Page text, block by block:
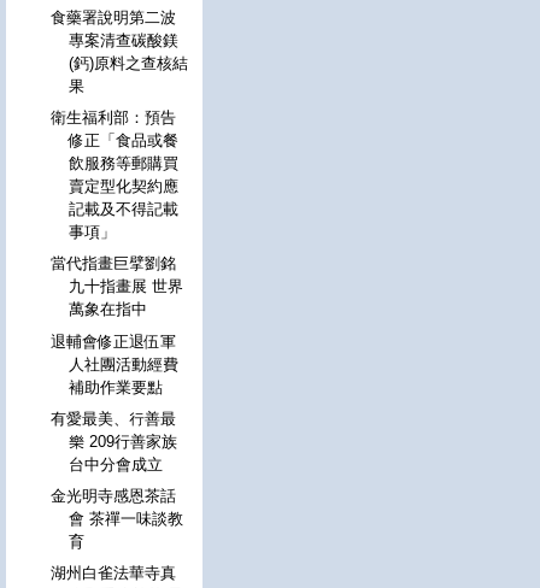
食藥署說明第二波
專案清查碳酸鎂
(鈣)原料之查核結
果
衛生福利部：預告
修正「食品或餐
飲服務等郵購買
賣定型化契約應
記載及不得記載
事項」
當代指畫巨擘劉銘
九十指畫展 世界
萬象在指中
退輔會修正退伍軍
人社團活動經費
補助作業要點
有愛最美、行善最
樂 209行善家族
台中分會成立
金光明寺感恩茶話
會 茶禪一味談教
育
湖州白雀法華寺真